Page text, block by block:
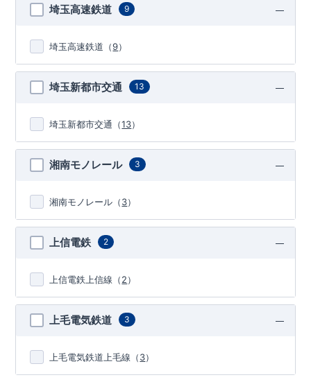
埼玉高速鉄道 9
埼玉高速鉄道 （9）
埼玉新都市交通 13
埼玉新都市交通 （13）
湘南モノレール 3
湘南モノレール （3）
上信電鉄 2
上信電鉄上信線 （2）
上毛電気鉄道 3
上毛電気鉄道上毛線 （3）